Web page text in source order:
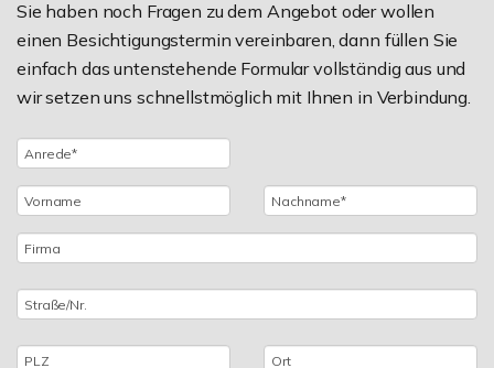
Sie haben noch Fragen zu dem Angebot oder wollen
einen Besichtigungstermin vereinbaren, dann füllen Sie
einfach das untenstehende Formular vollständig aus und
wir setzen uns schnellstmöglich mit Ihnen in Verbindung.